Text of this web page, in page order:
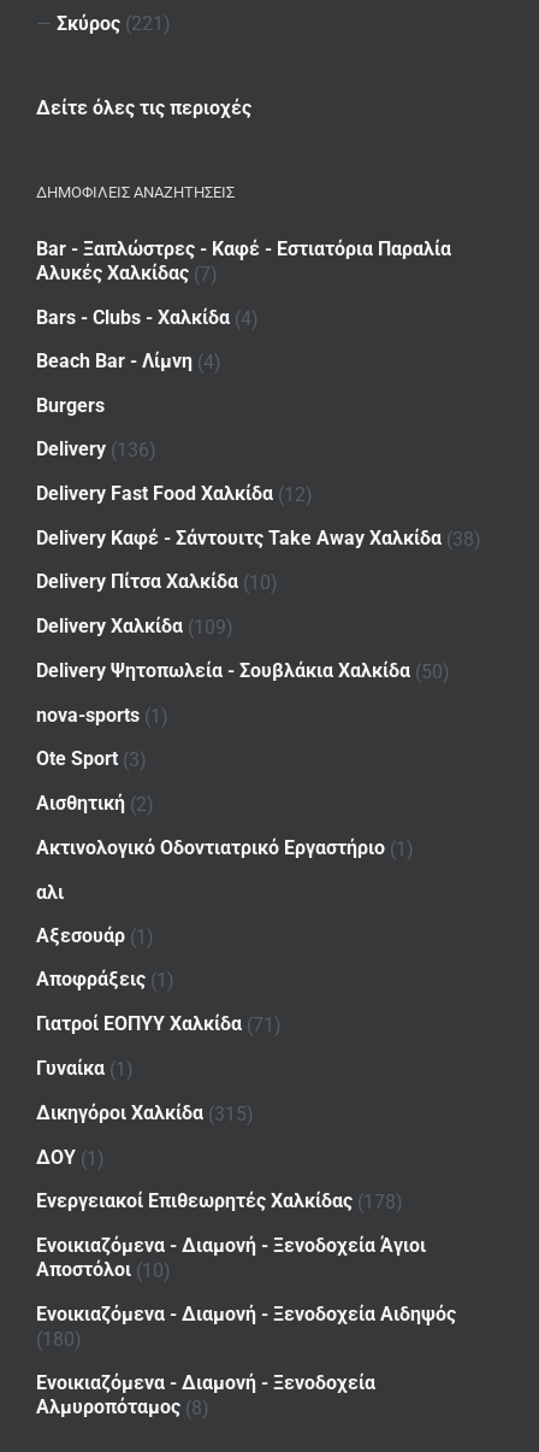
— Σκύρος (221)
Δείτε όλες τις περιοχές
ΔΗΜΟΦΙΛΕΙΣ ΑΝΑΖΗΤΗΣΕΙΣ
Bar - Ξαπλώστρες - Καφέ - Εστιατόρια Παραλία
Αλυκές Χαλκίδας (7)
Bars - Clubs - Χαλκίδα (4)
Beach Bar - Λίμνη (4)
Burgers
Delivery (136)
Delivery Fast Food Χαλκίδα (12)
Delivery Καφέ - Σάντουιτς Take Away Χαλκίδα (38)
Delivery Πίτσα Χαλκίδα (10)
Delivery Χαλκίδα (109)
Delivery Ψητοπωλεία - Σουβλάκια Χαλκίδα (50)
nova-sports (1)
Ote Sport (3)
Αισθητική (2)
Ακτινολογικό Οδοντιατρικό Εργαστήριο (1)
αλι
Αξεσουάρ (1)
Αποφράξεις (1)
Γιατροί ΕΟΠΥΥ Χαλκίδα (71)
Γυναίκα (1)
Δικηγόροι Χαλκίδα (315)
ΔΟΥ (1)
Ενεργειακοί Επιθεωρητές Χαλκίδας (178)
Ενοικιαζόμενα - Διαμονή - Ξενοδοχεία Άγιοι
Αποστόλοι (10)
Ενοικιαζόμενα - Διαμονή - Ξενοδοχεία Αιδηψός
(180)
Ενοικιαζόμενα - Διαμονή - Ξενοδοχεία
Αλμυροπόταμος (8)